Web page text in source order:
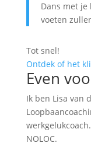
Dans met je
voeten
Tot snel!
Ontdek of het
Even
Ik ben Lisa van
NOLOC.